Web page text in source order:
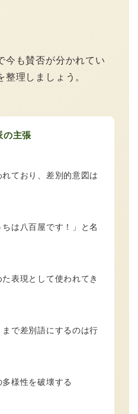
今も賛否が分かれてい
整理しましょう。
の主張
ており、差別的意図は
は八百屋です！」と名
表現として使われてき
で差別語にするのは行
様性を破壊する